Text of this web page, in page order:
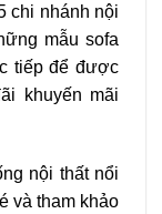
chi nhánh nội
mẫu sofa
tiếp để được
khuyến mãi
nội thất nổi
và tham khảo